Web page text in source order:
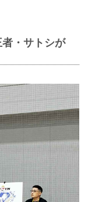
・サトシが